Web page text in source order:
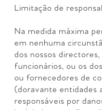
Limitação de
Na medida máxima
em nenhuma
dos nossos
funcionários, ou os
ou fornecedores de
(doravante entidades
responsáveis por